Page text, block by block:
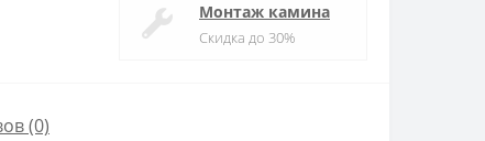
Монтаж камина
Скидка до 30%
(0)